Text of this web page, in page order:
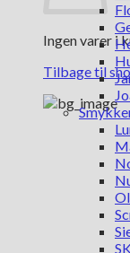
Ingen varer i
Tilbage til